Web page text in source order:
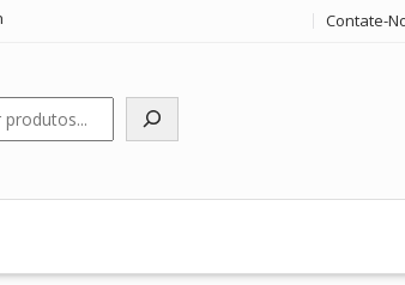
Contate-